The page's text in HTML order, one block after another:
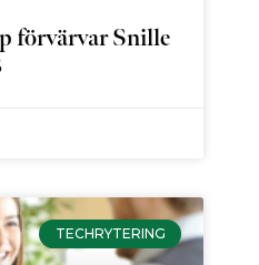
förvärvar Snille
TECHRYTERING